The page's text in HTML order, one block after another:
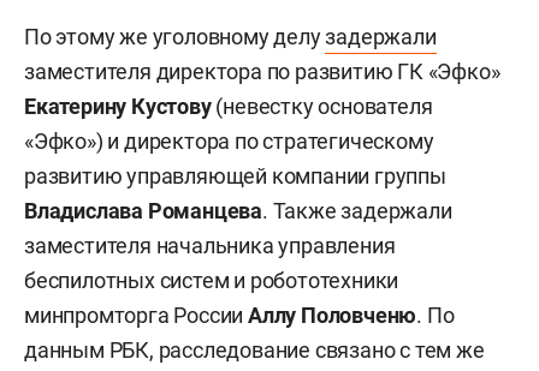
По этому же уголовному делузадержали
заместителя директора по развитию ГК «Эфко»
Екатерину Кустову(невестку основателя
«Эфко») и директора по стратегическому
развитию управляющей компании группы
Владислава Романцева. Также задержали
заместителя начальника управления
беспилотных систем и робототехники
минпромторга РоссииАллу Половченю. По
данным РБК, расследование связано с тем же